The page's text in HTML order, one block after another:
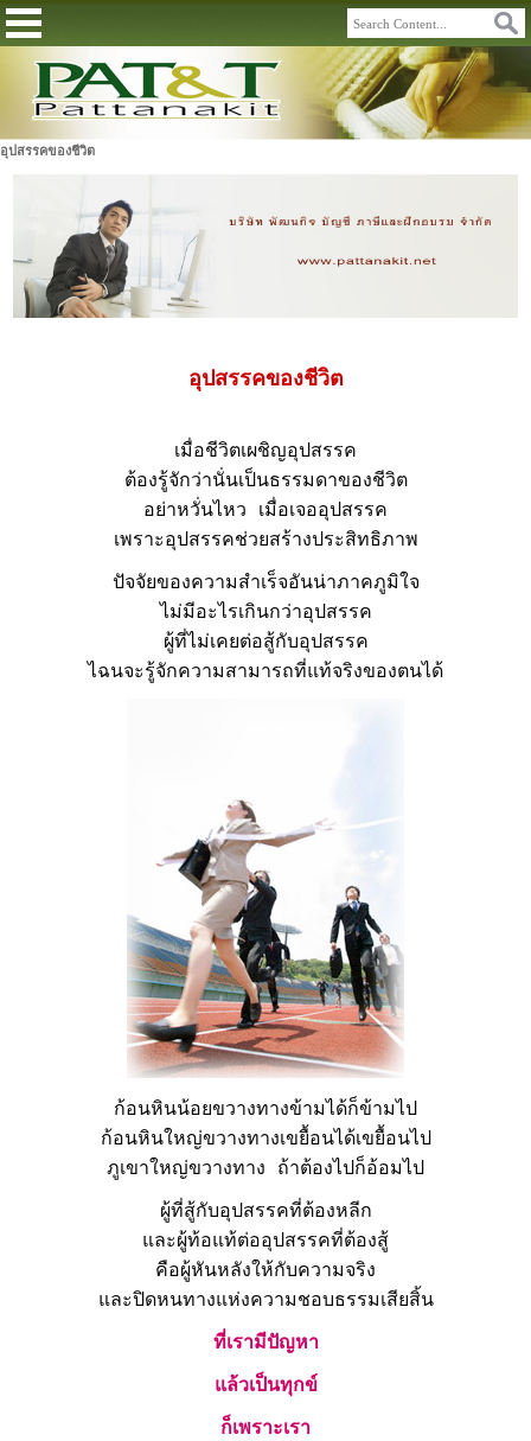
อุปสรรคของชีวิต
อุปสรรคของชีวิต
เมื่อชีวิตเผชิญอุปสรรค
ต้องรู้จักว่านั่นเป็นธรรมดาของชีวิต
อย่าหวั่นไหว เมื่อเจออุปสรรค
เพราะอุปสรรคช่วยสร้างประสิทธิภาพ
ปัจจัยของความสำเร็จอันน่าภาคภูมิใจ
ไม่มีอะไรเกินกว่าอุปสรรค
ผู้ที่ไม่เคยต่อสู้กับอุปสรรค
ไฉนจะรู้จักความสามารถที่แท้จริงของตนได้
ก้อนหินน้อยขวางทางข้ามได้ก็ข้ามไป
ก้อนหินใหญ่ขวางทางเขยื้อนได้เขยื้อนไป
ภูเขาใหญ่ขวางทาง ถ้าต้องไปก็อ้อมไป
ผู้ที่สู้กับอุปสรรคที่ต้องหลีก
และผู้ท้อแท้ต่ออุปสรรคที่ต้องสู้
คือผู้หันหลังให้กับความจริง
และปิดหนทางแห่งความชอบธรรมเสียสิ้น
ที่เรามีปัญหา
แล้วเป็นทุกข์
ก็เพราะเรา